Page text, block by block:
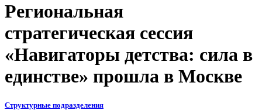
Региональная
стратегическая сессия
«Навигаторы детства: сила в
единстве» прошла в Москве
Структурные подразделения